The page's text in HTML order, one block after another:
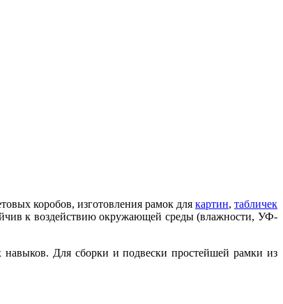
коробов, изготовления рамок для картин, табличек
к воздействию окружающей среды (влажности, УФ-
Для сборки и подвески простейшей рамки из